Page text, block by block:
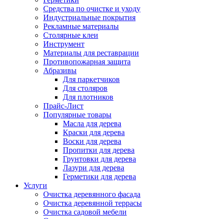
Средства по очистке и уходу
Индустриальные покрытия
Рекламные материалы
Столярные клеи
Инструмент
Материалы для реставрации
Противопожарная защита
Абразивы
Для паркетчиков
Для столяров
Для плотников
Прайс-Лист
Популярные товары
Масла для дерева
Краски для дерева
Воски для дерева
Пропитки для дерева
Грунтовки для дерева
Лазури для дерева
Герметики для дерева
Услуги
Очистка деревянного фасада
Очистка деревянной террасы
Очистка садовой мебели